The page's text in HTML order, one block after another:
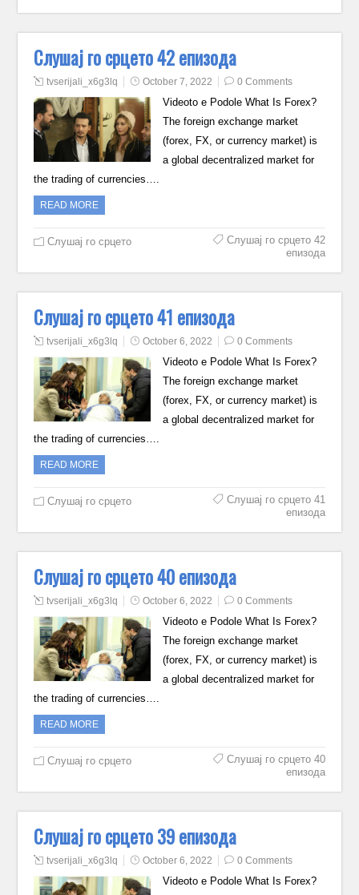
Слушај го срцето 42 епизода
tvserijali_x6g3lq October 7, 2022 0 Comments
Videoto e Podole What Is Forex?
The foreign exchange market
(forex, FX, or currency market) is
a global decentralized market for
the trading of currencies….
READ MORE
Слушај го срцето
Слушај го срцето 42
епизода
Слушај го срцето 41 епизода
tvserijali_x6g3lq October 6, 2022 0 Comments
Videoto e Podole What Is Forex?
The foreign exchange market
(forex, FX, or currency market) is
a global decentralized market for
the trading of currencies….
READ MORE
Слушај го срцето
Слушај го срцето 41
епизода
Слушај го срцето 40 епизода
tvserijali_x6g3lq October 6, 2022 0 Comments
Videoto e Podole What Is Forex?
The foreign exchange market
(forex, FX, or currency market) is
a global decentralized market for
the trading of currencies….
READ MORE
Слушај го срцето
Слушај го срцето 40
епизода
Слушај го срцето 39 епизода
tvserijali_x6g3lq October 6, 2022 0 Comments
Videoto e Podole What Is Forex?